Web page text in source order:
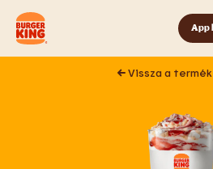
Tovább a tartalomhoz
App
Vissza a